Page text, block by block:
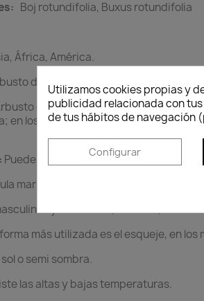
Boj rotundifolia, Buxus rotundifolia
África, América.
de fácil cultivo, muy ornamental.
o pequeño árbol siempre verde.
en los ejemplares más viejos, gris y
Puede alcanzar hasta los 6 m. de altura.
marrón o gris.
y femeninas, de 2 mm, en las
más utilizada es el esqueje, en
o semi sombra.
las altas y bajas temperaturas.
Utilizamos cookies propias y
publicidad relacionada con
de tus hábitos de navegación
Configurar